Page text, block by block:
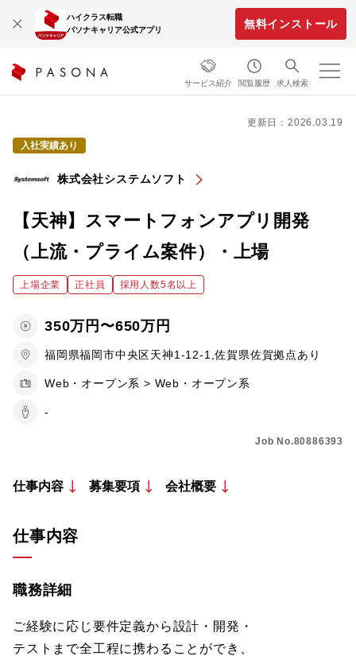
ハイクラス転職
パソナキャリア公式アプリ
無料インストール
サービス紹介 閲覧履歴 求人検索
更新日：2026.03.19
入社実績あり
株式会社システムソフト
【天神】スマートフォンアプリ開発
（上流・プライム案件）・上場
上場企業 正社員 採用人数5名以上
350万円〜650万円
福岡県福岡市中央区天神1-12-1,佐賀県佐賀拠点あり
Web・オープン系 > Web・オープン系
-
Job No.80886393
仕事内容 募集要項 会社概要
仕事内容
職務詳細
ご経験に応じ要件定義から設計・開発・
テストまで全工程に携わることができ、